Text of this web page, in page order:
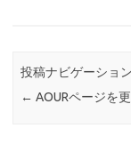
投稿ナビゲーション
← AOURページを